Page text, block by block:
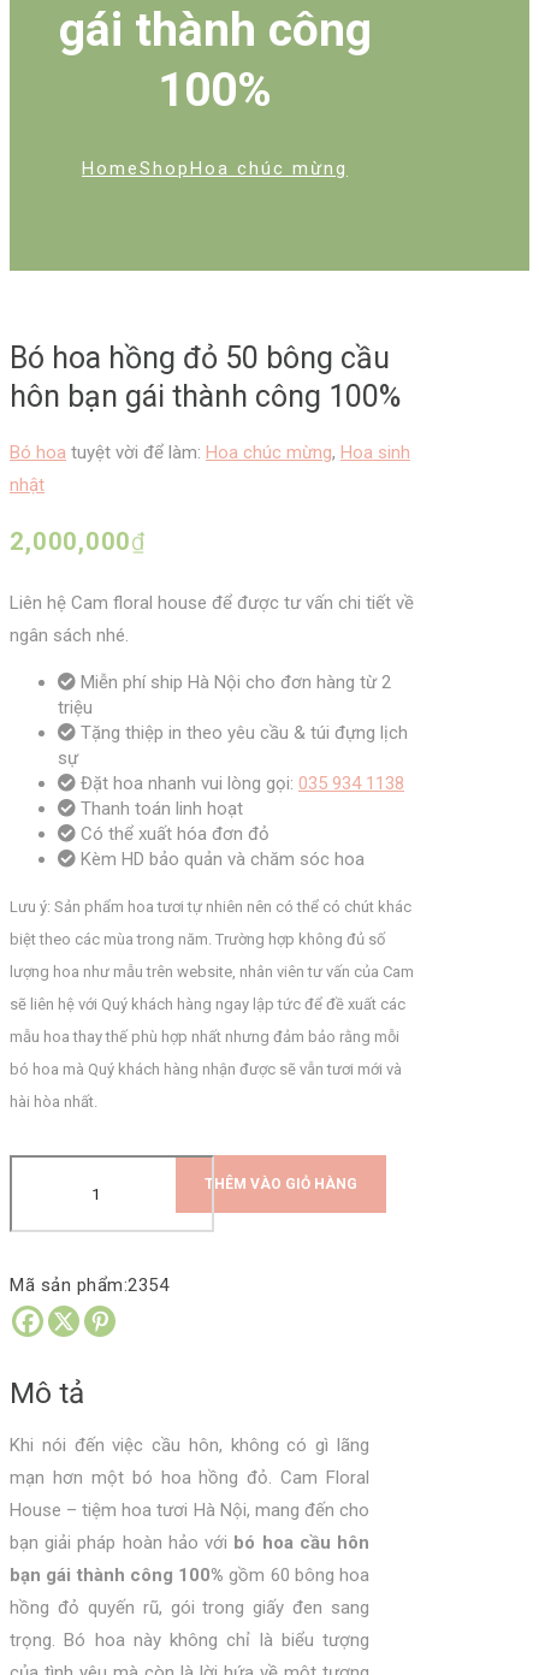
gái thành công
100%
HomeShopHoa chúc mừng
Bó hoa hồng đỏ 50 bông cầu
hôn bạn gái thành công 100%
Bó hoa tuyệt vời để làm: Hoa chúc mừng, Hoa sinh
nhật
2,000,000₫
Liên hệ Cam floral house để được tư vấn chi tiết về
ngân sách nhé.
Miễn phí ship Hà Nội cho đơn hàng từ 2
triệu
Tặng thiệp in theo yêu cầu & túi đựng lịch
sự
Đặt hoa nhanh vui lòng gọi: 035 934 1138
Thanh toán linh hoạt
Có thể xuất hóa đơn đỏ
Kèm HD bảo quản và chăm sóc hoa
Lưu ý: Sản phẩm hoa tươi tự nhiên nên có thể có chút khác
biệt theo các mùa trong năm. Trường hợp không đủ số
lượng hoa như mẫu trên website, nhân viên tư vấn của Cam
sẽ liên hệ với Quý khách hàng ngay lập tức để đề xuất các
mẫu hoa thay thế phù hợp nhất nhưng đảm bảo rằng mỗi
bó hoa mà Quý khách hàng nhận được sẽ vẫn tươi mới và
hài hòa nhất.
hồng
bông
hôn
thành
100%
số
lượng
THÊM VÀO GIỎ HÀNG
Mã sản phẩm:2354
Mô tả
Khi nói đến việc cầu hôn, không có gì lãng
mạn hơn một bó hoa hồng đỏ. Cam Floral
House – tiệm hoa tươi Hà Nội, mang đến cho
bạn giải pháp hoàn hảo với bó hoa cầu hôn
bạn gái thành công 100% gồm 60 bông hoa
hồng đỏ quyến rũ, gói trong giấy đen sang
trọng. Bó hoa này không chỉ là biểu tượng